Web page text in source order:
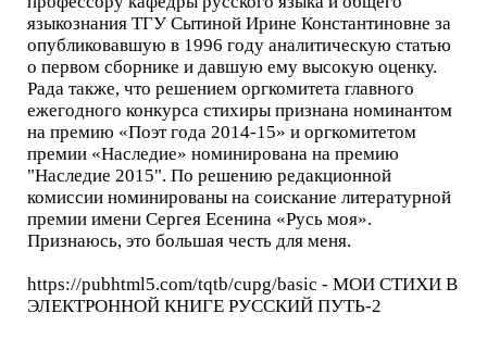
языкознания ТГУ Сытиной Ирине Константиновне за
опубликовавшую в 1996 году аналитическую статью
о первом сборнике и давшую ему высокую оценку.
Рада также, что решением оргкомитета главного
ежегодного конкурса стихиры признана номинантом
на премию «Поэт года 2014-15» и оргкомитетом
премии «Наследие» номинирована на премию
"Наследие 2015". По решению редакционной
комиссии номинированы на соискание литературной
премии имени Сергея Есенина «Русь моя».
Признаюсь, это большая честь для меня.
https://pubhtml5.com/tqtb/cupg/basic - МОИ СТИХИ В
ЭЛЕКТРОННОЙ КНИГЕ РУССКИЙ ПУТЬ-2